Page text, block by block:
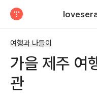
여행과 나들이
가을 제주 여
관